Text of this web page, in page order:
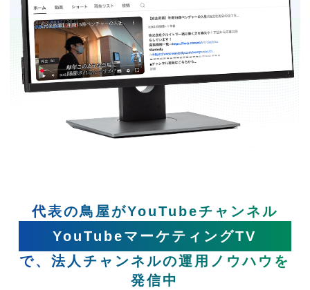
代表の鳥屋がYouTubeチャンネル
YouTubeマーケティングTV
で、法人チャンネルの運用ノウハウを
発信中